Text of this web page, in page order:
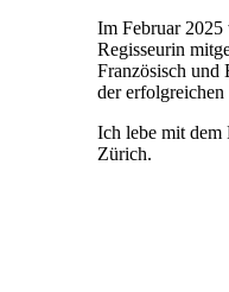
Im Februar 2025
Regisseurin
Französisch und
der
Ich lebe mit dem
Zürich.